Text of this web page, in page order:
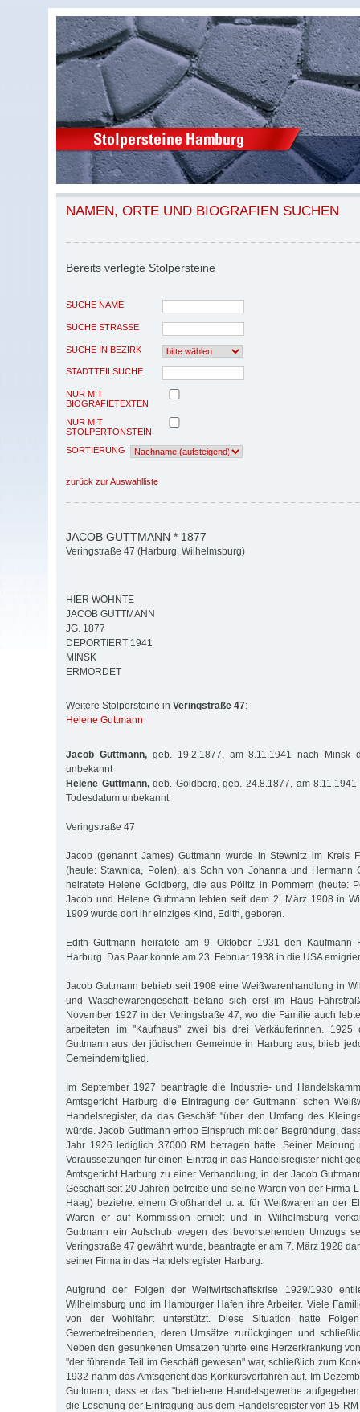
NAMEN, ORTE UND BIOGRAFIEN SUCHEN
Bereits verlegte Stolpersteine
SUCHE NAME
SUCHE STRASSE
SUCHE IN BEZIRK
STADTTEILSUCHE
NUR MIT
BIOGRAFIETEXTEN
NUR MIT
STOLPERTONSTEIN
SORTIERUNG
zurück zur Auswahlliste
JACOB GUTTMANN * 1877
Veringstraße 47 (Harburg, Wilhelmsburg)
HIER WOHNTE
JACOB GUTTMANN
JG. 1877
DEPORTIERT 1941
MINSK
ERMORDET
Weitere Stolpersteine in Veringstraße 47:
Helene Guttmann
Jacob Guttmann,geb. 19.2.1877, am 8.11.1941 nach Minsk
unbekannt
Helene Guttmann,geb. Goldberg, geb. 24.8.1877, am
Todesdatum unbekannt
Veringstraße 47
Jacob (genannt James) Guttmann wurde in Stewnitz im Kreis
(heute: Stawnica, Polen), als Sohn von Johanna und Hermann
heiratete Helene Goldberg, die aus Pölitz in Pommern (heute:
Jacob und Helene Guttmann lebten seit dem 2. März 1908 in
1909 wurde dort ihr einziges Kind, Edith, geboren.
Edith Guttmann heiratete am 9. Oktober 1931 den Kaufmann
Harburg. Das Paar konnte am 23. Februar 1938 in die USA
Jacob Guttmann betrieb seit 1908 eine Weißwarenhandlung in
und Wäschewarengeschäft befand sich erst im Haus
November 1927 in der Veringstraße 47, wo die Familie auch
arbeiteten im "Kaufhaus" zwei bis drei Verkäuferinnen.
Guttmann aus der jüdischen Gemeinde in Harburg aus, blieb
Gemeindemitglied.
Im September 1927 beantragte die Industrie- und
Amtsgericht Harburg die Eintragung der Guttmann’ schen
Handelsregister, da das Geschäft "über den Umfang des
würde. Jacob Guttmann erhob Einspruch mit der Begründung,
Jahr 1926 lediglich 37000 RM betragen hatte. Seiner
Voraussetzungen für einen Eintrag in das Handelsregister nicht
Amtsgericht Harburg zu einer Verhandlung, in der Jacob
Geschäft seit 20 Jahren betreibe und seine Waren von der Firma
Haag) beziehe: einem Großhandel u. a. für Weißwaren an der
Waren er auf Kommission erhielt und in Wilhelmsburg
Guttmann ein Aufschub wegen des bevorstehenden Umzugs
Veringstraße 47 gewährt wurde, beantragte er am 7. März 1928
seiner Firma in das Handelsregister Harburg.
Aufgrund der Folgen der Weltwirtschaftskrise 1929/1930
Wilhelmsburg und im Hamburger Hafen ihre Arbeiter. Viele
von der Wohlfahrt unterstützt. Diese Situation hatte
Gewerbetreibenden, deren Umsätze zurückgingen und
Neben den gesunkenen Umsätzen führte eine Herzerkrankung
"der führende Teil im Geschäft gewesen" war, schließlich zum
1932 nahm das Amtsgericht das Konkursverfahren auf. Im
Guttmann, dass er das "betriebene Handelsgewerbe
die Löschung der Eintragung aus dem Handelsregister von 15